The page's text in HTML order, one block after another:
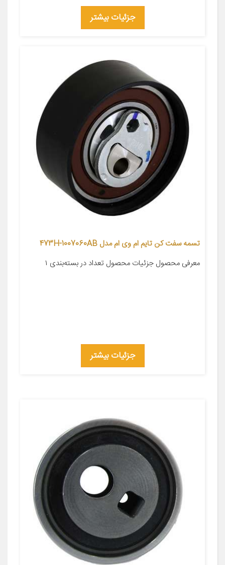
جزئیات بیشتر
تسمه سفت کن تایم ام وی ام مدل 473H-1007060AB
معرفی محصول جزئیات محصول تعداد در بسته‌بندی ۱
جزئیات بیشتر